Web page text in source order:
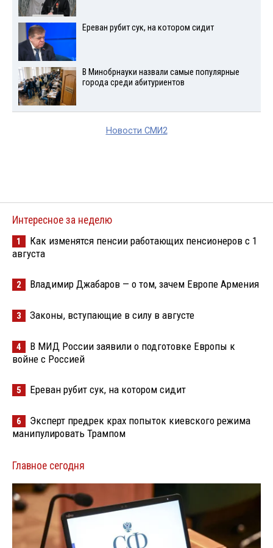
Ереван рубит сук, на котором сидит
В Минобрнауки назвали самые популярные
города среди абитуриентов
Новости СМИ2
Интересное за неделю
1
Как изменятся пенсии работающих пенсионеров с 1
августа
2 Владимир Джабаров — о том, зачем Европе Армения
3 Законы, вступающие в силу в августе
4
В МИД России заявили о подготовке Европы к
войне с Россией
5 Ереван рубит сук, на котором сидит
6
Эксперт предрек крах попыток киевского режима
манипулировать Трампом
Главное сегодня